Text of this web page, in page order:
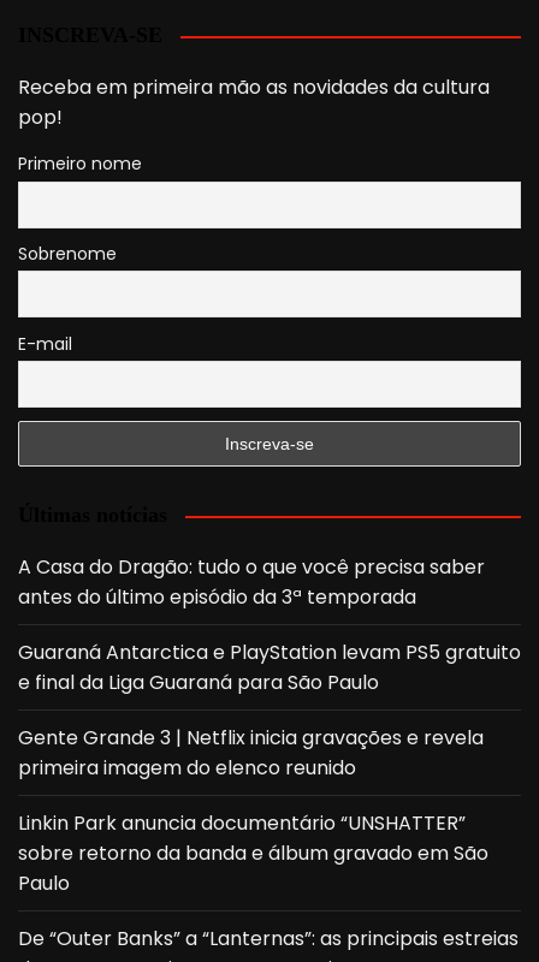
Receba em primeira mão as novidades da cultura
pop!
Primeiro nome
Sobrenome
E-mail
A Casa do Dragão: tudo o que você precisa saber
antes do último episódio da 3ª temporada
Guaraná Antarctica e PlayStation levam PS5 gratuito
e final da Liga Guaraná para São Paulo
Gente Grande 3 | Netflix inicia gravações e revela
primeira imagem do elenco reunido
Linkin Park anuncia documentário “UNSHATTER”
sobre retorno da banda e álbum gravado em São
Paulo
De “Outer Banks” a “Lanternas”: as principais estreias